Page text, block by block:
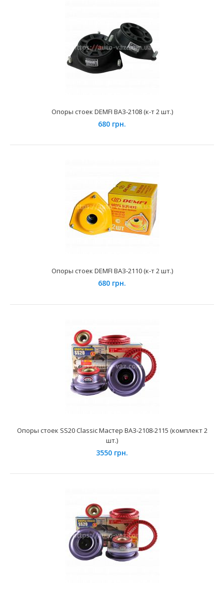
ЗАЗ-1102 SEVI Эксперт
Применение на автомобилях семейства ЗАЗ-1102, 1103,
1105, 110550 и их модификаций.При изготовлении д..
Опора стойки передней подвески ВАЗ 2170 (голая) SEVI
Эксперт
170 грн.
Применение на автомобилях семейства ВАЗ-2170, 2171,
Опоры стоек DEMFI ВАЗ-2108 (к-т 2 шт.)
680 грн.
Опоры стоек DEMFI ВАЗ-2110 (к-т 2 шт.)
680 грн.
Опоры стоек SS20 Classic Мастер ВАЗ-2108-2115 (комплект 2
шт.)
3550 грн.